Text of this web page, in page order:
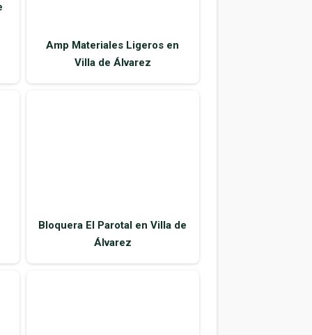
Amp Materiales Ligeros en
Villa de Álvarez
Bloquera El Parotal en Villa de
Álvarez